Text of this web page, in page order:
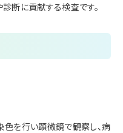
断に貢献する検査です。
を行い顕微鏡で観察し、病